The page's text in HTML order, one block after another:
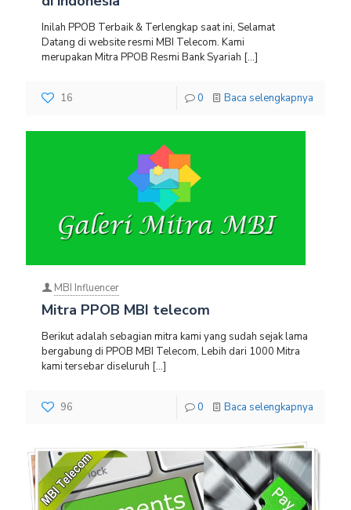
Inilah PPOB Terbaik & Terlengkap saat ini, Selamat
Datang di website resmi MBI Telecom. Kami
merupakan Mitra PPOB Resmi Bank Syariah […]
16 0 Baca selengkapnya
MBI Influencer
Mitra PPOB MBI telecom
Berikut adalah sebagian mitra kami yang sudah sejak lama
bergabung di PPOB MBI Telecom, Lebih dari 1000 Mitra
kami tersebar diseluruh […]
96 0 Baca selengkapnya